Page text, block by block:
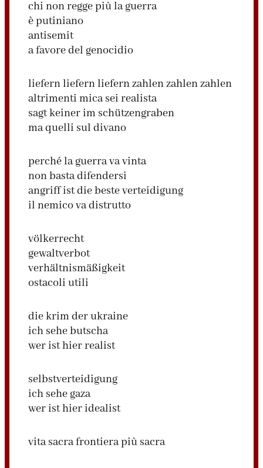
chi non regge più la guerra
è putiniano
antisemit
a favore del genocidio
liefern liefern liefern zahlen zahlen zahlen
altrimenti mica sei realista
sagt keiner im schützengraben
ma quelli sul divano
perché la guerra va vinta
non basta difendersi
angriff ist die beste verteidigung
il nemico va distrutto
völkerrecht
gewaltverbot
verhältnismäßigkeit
ostacoli utili
die krim der ukraine
ich sehe butscha
wer ist hier realist
selbstverteidigung
ich sehe gaza
wer ist hier idealist
vita sacra frontiera più sacra